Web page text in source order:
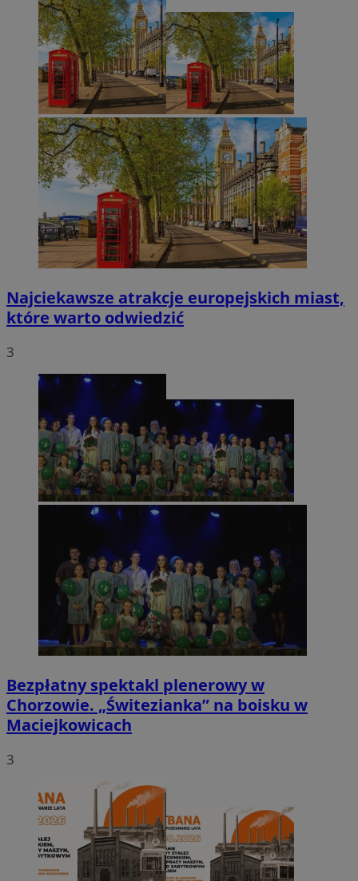
Najciekawsze atrakcje europejskich miast,
które warto odwiedzić
3
Bezpłatny spektakl plenerowy w
Chorzowie. „Świtezianka” na boisku w
Maciejkowicach
3